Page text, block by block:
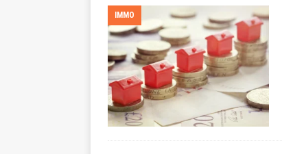
IMMO